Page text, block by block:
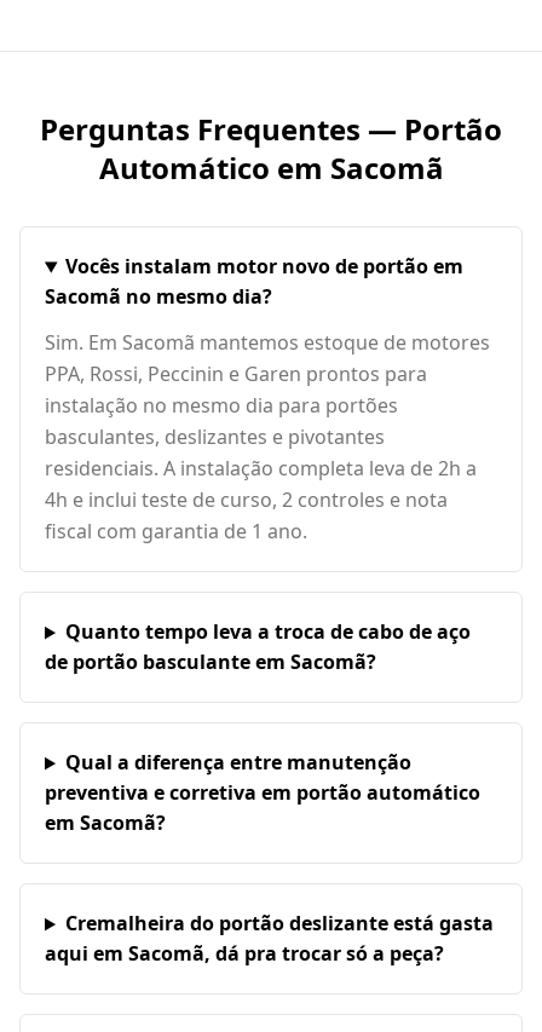
Perguntas Frequentes — Portão
Automático em Sacomã
Vocês instalam motor novo de portão em
Sacomã no mesmo dia?
Sim. Em Sacomã mantemos estoque de motores
PPA, Rossi, Peccinin e Garen prontos para
instalação no mesmo dia para portões
basculantes, deslizantes e pivotantes
residenciais. A instalação completa leva de 2h a
4h e inclui teste de curso, 2 controles e nota
fiscal com garantia de 1 ano.
Quanto tempo leva a troca de cabo de aço
de portão basculante em Sacomã?
Qual a diferença entre manutenção
preventiva e corretiva em portão automático
em Sacomã?
Cremalheira do portão deslizante está gasta
aqui em Sacomã, dá pra trocar só a peça?